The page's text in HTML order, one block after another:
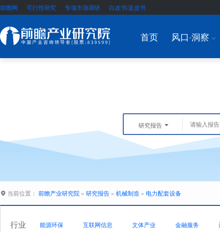
前瞻网 可行性研究 专项市场调研 白皮书/蓝皮书
首页 风口·洞察 I
研究报告
当前位置： 前瞻产业研究院 » 研究报告 » 机械制造 » 电力配套设备
行业 能源环保 互联网信息 文体产业 金融服务